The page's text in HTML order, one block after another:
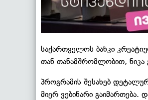
საქართველოს ბანკი
თან თანამშრომლობით, ნიკა
პროგრამის შესახებ
მიერ ვებინარი გაიმართება.